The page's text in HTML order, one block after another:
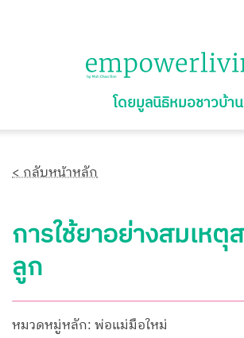
โดยมูลนิธิหมอชาวบ้าน
< กลับหน้าหลัก
การใช้ยาอย่างสมเห
ลูก
หมวดหมู่หลัก: พ่อแม่มือใหม่